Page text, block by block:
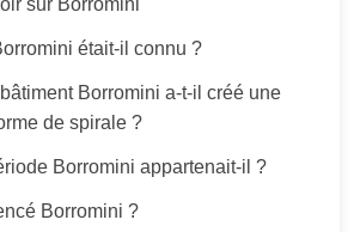
sur Borromini
était-il connu ?
Borromini a-t-il créé une
de spirale ?
Borromini appartenait-il ?
Borromini ?